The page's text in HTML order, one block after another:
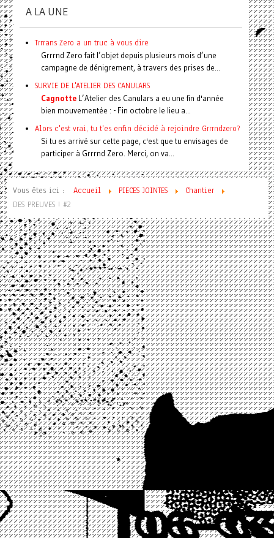
A LA UNE
Trrrans Zero a un truc à vous dire
Grrrnd Zero fait l’objet depuis plusieurs mois d’une
campagne de dénigrement, à travers des prises de...
SURVIE DE L'ATELIER DES CANULARS
CagnotteL’Atelier des Canulars a eu une fin d'année
bien mouvementée : - Fin octobre le lieu a...
Alors c'est vrai, tu t'es enfin décidé à rejoindre Grrrndzero?
Si tu es arrivé sur cette page, c'est que tu envisages de
participer à Grrrnd Zero. Merci, on va...
Vous êtes ici : Accueil PIECES JOINTES
Chantier
DES PREUVES ! #2